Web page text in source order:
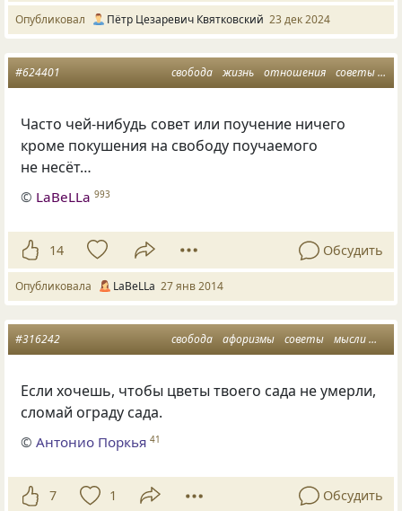
Опубликовал Пётр Цезаревич Квятковский 23 дек 2024
свобода жизнь отношения советы
#624401
Часто чей-нибудь совет или поучение ничего
кроме покушения на свободу поучаемого
не несёт…
© LaBeLLa 993
14 Обсудить
Опубликовала LaBeLLa 27 янв 2014
свобода афоризмы советы мысли
#316242
Если хочешь, чтобы цветы твоего сада не умерли,
сломай ограду сада.
©Антонио Поркья 41
7 1 Обсудить